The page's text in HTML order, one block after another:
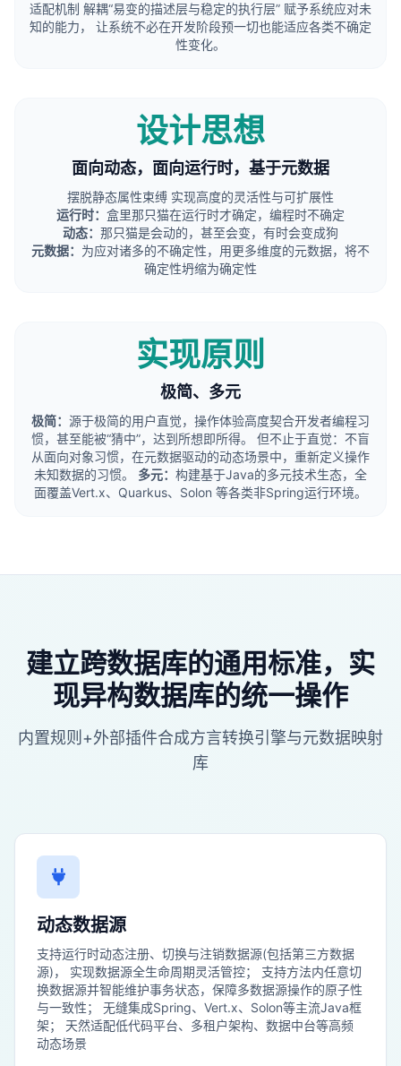
适配机制 解耦“易变的描述层与稳定的执行层” 赋予系统应对未
知的能力， 让系统不必在开发阶段预一切也能适应各类不确定
性变化。
设计思想
面向动态，面向运行时，基于元数据
摆脱静态属性束缚 实现高度的灵活性与可扩展性
运行时： 盒里那只猫在运行时才确定，编程时不确定
动态： 那只猫是会动的，甚至会变，有时会变成狗
元数据： 为应对诸多的不确定性，用更多维度的元数据，将不
确定性坍缩为确定性
实现原则
极简、多元
极简： 源于极简的用户直觉，操作体验高度契合开发者编程习
惯，甚至能被“猜中”，达到所想即所得。 但不止于直觉：不盲
从面向对象习惯，在元数据驱动的动态场景中，重新定义操作
未知数据的习惯。 多元： 构建基于Java的多元技术生态，全
面覆盖Vert.x、Quarkus、Solon 等各类非Spring运行环境。
建立跨数据库的通用标准‌，实
现异构数据库的统一操作‌
内置规则+外部插件合成方言转换引擎与元数据映射
库
动态数据源
支持运行时动态注册、切换与注销数据源(包括第三方数据
源)， 实现数据源全生命周期灵活管控； 支持方法内任意切
换数据源并智能维护事务状态，保障多数据源操作的原子性
与一致性； 无缝集成Spring、Vert.x、Solon等主流Java框
架； 天然适配低代码平台、多租户架构、数据中台等高频
动态场景